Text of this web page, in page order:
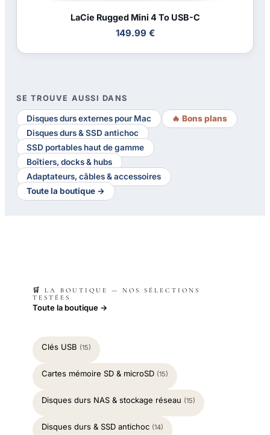
LaCie Rugged Mini 4 To USB-C
149.99 €
SE TROUVE AUSSI DANS
Disques durs externes pour Mac
🔥 Bons plans
Disques durs & SSD antichoc
SSD portables haut de gamme
Boîtiers, docks & hubs
Adaptateurs, câbles & accessoires
Toute la boutique →
🛒 LA BOUTIQUE — NOS SÉLECTIONS
TESTÉES
Toute la boutique →
Clés USB (15)
Cartes mémoire SD & microSD (15)
Disques durs NAS & stockage réseau (15)
Disques durs & SSD antichoc (14)